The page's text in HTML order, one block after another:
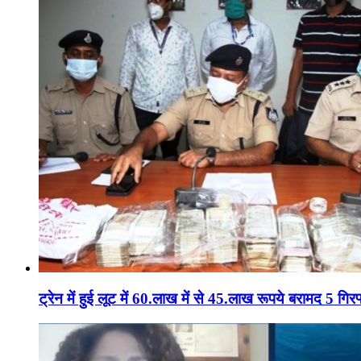
ट्रेन में हुई लूट में 60.लाख में से 45.लाख रूपये बरामद 5